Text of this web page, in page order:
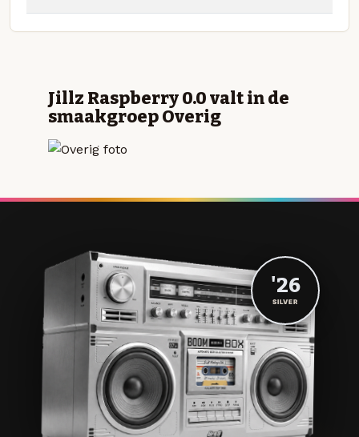
Jillz Raspberry 0.0 valt in de
smaakgroep Overig
'26
SILVER